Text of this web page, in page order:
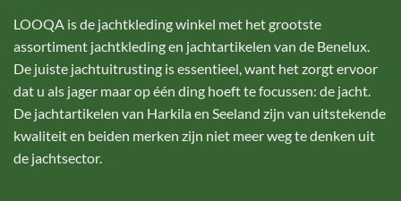
LOOQA is de jachtkleding winkel met het grootste
assortiment jachtkleding en jachtartikelen van de Benelux.
De juiste jachtuitrusting is essentieel, want het zorgt ervoor
dat u als jager maar op één ding hoeft te focussen: de jacht.
De jachtartikelen van Harkila en Seeland zijn van uitstekende
kwaliteit en beiden merken zijn niet meer weg te denken uit
de jachtsector.